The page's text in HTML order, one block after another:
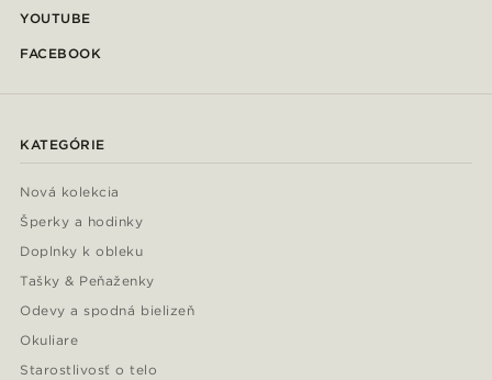
YOUTUBE
FACEBOOK
KATEGÓRIE
Nová kolekcia
Šperky a hodinky
Doplnky k obleku
Tašky & Peňaženky
Odevy a spodná bielizeň
Okuliare
Starostlivosť o telo